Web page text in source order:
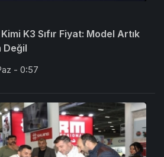
K3 Sıfır Fiyat: Model Artık
Değil
- 0:57